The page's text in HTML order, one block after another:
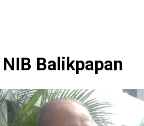
NIB Balikpapan